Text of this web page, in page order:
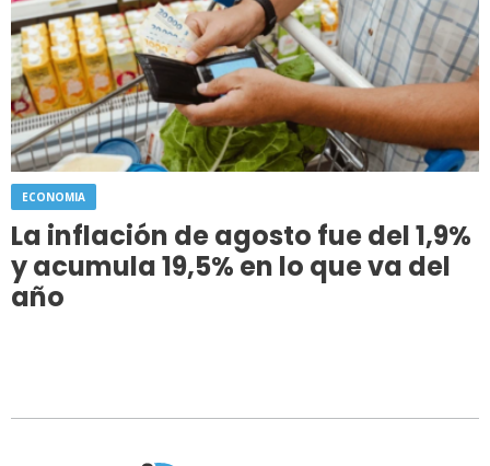
ECONOMIA
La inflación de agosto fue del 1,9%
y acumula 19,5% en lo que va del
año